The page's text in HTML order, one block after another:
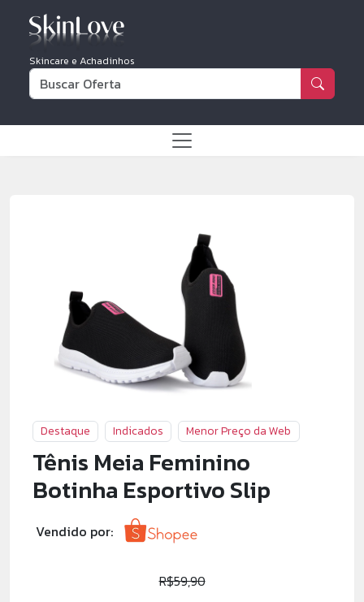
Skincare e Achadinhos
Destaque Indicados Menor Preço da Web
Tênis Meia Feminino
Botinha Esportivo Slip
Vendido por:
R$59,90